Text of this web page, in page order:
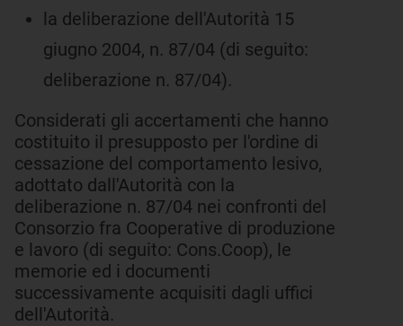
la deliberazione dell'Autorità 15
giugno 2004, n. 87/04 (di seguito:
deliberazione n. 87/04).
Considerati gli accertamenti che hanno
costituito il presupposto per l'ordine di
cessazione del comportamento lesivo,
adottato dall'Autorità con la
deliberazione n. 87/04 nei confronti del
Consorzio fra Cooperative di produzione
e lavoro (di seguito: Cons.Coop), le
memorie ed i documenti
successivamente acquisiti dagli uffici
dell'Autorità.